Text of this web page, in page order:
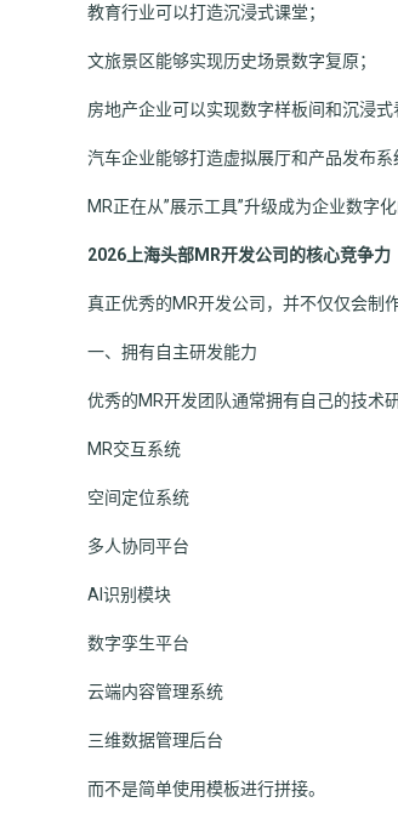
教育行业可以打造沉浸式课堂；
文旅景区能够实现历史场景数字复原；
房地产企业可以实现数字样板间和沉浸式
汽车企业能够打造虚拟展厅和产品发布系
MR正在从”展示工具”升级成为企业数字
2026上海头部MR开发公司的核心竞争力
真正优秀的MR开发公司，并不仅仅会制
一、拥有自主研发能力
优秀的MR开发团队通常拥有自己的技术
MR交互系统
空间定位系统
多人协同平台
AI识别模块
数字孪生平台
云端内容管理系统
三维数据管理后台
而不是简单使用模板进行拼接。